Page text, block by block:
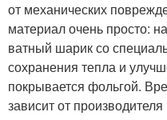
от механических
материал очень просто:
ватный шарик со
сохранения тепла и
покрывается фольгой.
зависит от